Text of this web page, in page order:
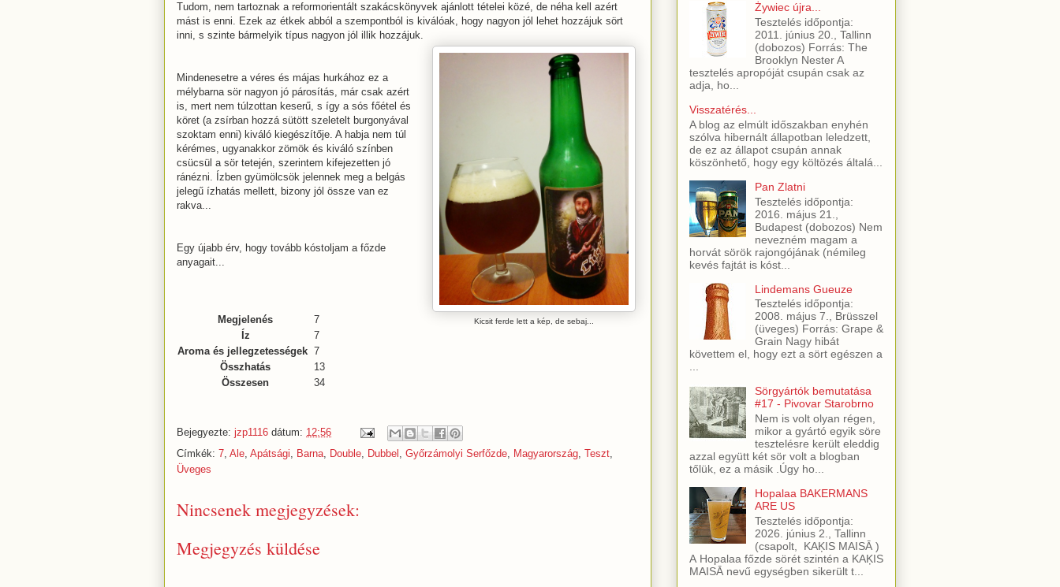
Tudom, nem tartoznak a reformorientált szakácskönyvek ajánlott tételei közé, de néha kell azért
mást is enni. Ezek az étkek abból a szempontból is kiválóak, hogy nagyon jól lehet hozzájuk sört
inni, s szinte bármelyik típus nagyon jól illik hozzájuk.
Kicsit ferde lett a kép, de sebaj...
Mindenesetre a véres és májas hurkához ez a
mélybarna sör nagyon jó párosítás, már csak azért
is, mert nem túlzottan keserű, s így a sós főétel és
köret (a zsírban hozzá sütött szeletelt burgonyával
szoktam enni) kiváló kiegészítője. A habja nem túl
kérémes, ugyanakkor zömök és kiváló színben
csücsül a sör tetején, szerintem kifejezetten jó
ránézni. Ízben gyümölcsök jelennek meg a belgás
jelegű ízhatás mellett, bizony jól össze van ez
rakva...
Egy újabb érv, hogy tovább kóstoljam a főzde
anyagait...
Megjelenés
7
Íz
7
Aroma és jellegzetességek 7
Összhatás
13
Összesen
34
Bejegyezte: jzp1116 dátum: 12:56
Címkék: 7, Ale, Apátsági, Barna, Double, Dubbel , Győrzámolyi Serfőzde, Magyarország, Teszt,
Üveges
Nincsenek megjegyzések:
Megjegyzés küldése
Żywiec újra...
Tesztelés időpontja:
2011. június 20., Tallinn
(dobozos) Forrás: The
Brooklyn Nester A
tesztelés apropóját csupán csak az
adja, ho...
Visszatérés...
A blog az elmúlt időszakban enyhén
szólva hibernált állapotban leledzett,
de ez az állapot csupán annak
köszönhető, hogy egy költözés általá...
Pan Zlatni
Tesztelés időpontja:
2016. május 21.,
Budapest (dobozos) Nem
nevezném magam a
horvát sörök rajongójának (némileg
kevés fajtát is kóst...
Lindemans Gueuze
Tesztelés időpontja:
2008. május 7., Brüsszel
(üveges) Forrás: Grape &
Grain Nagy hibát
követtem el, hogy ezt a sört egészen a
...
Sörgyártók bemutatása
#17 - Pivovar Starobrno
Nem is volt olyan régen,
mikor a gyártó egyik söre
tesztelésre került eleddig
azzal együtt két sör volt a blogban
tőlük, ez a másik .Úgy ho...
Hopalaa BAKERMANS
ARE US
Tesztelés időpontja:
2026. június 2., Tallinn
(csapolt, KAĶIS MAISĀ )
A Hopalaa főzde sörét szintén a KAĶIS
MAISĀ nevű egységben sikerült t...